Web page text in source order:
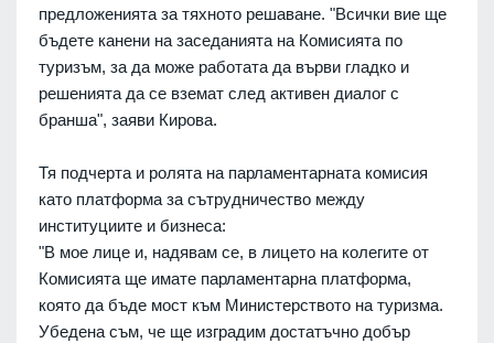
предложенията за тяхното решаване. "Всички вие ще
бъдете канени на заседанията на Комисията по
туризъм, за да може работата да върви гладко и
решенията да се вземат след активен диалог с
бранша", заяви Кирова.
Тя подчерта и ролята на парламентарната комисия
като платформа за сътрудничество между
институциите и бизнеса:
"В мое лице и, надявам се, в лицето на колегите от
Комисията ще имате парламентарна платформа,
която да бъде мост към Министерството на туризма.
Убедена съм, че ще изградим достатъчно добър